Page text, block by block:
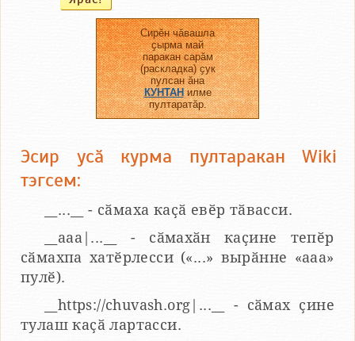
Сирӗн чӑвашла
ҫырма май
паракан сарӑм
(раскладка) ҫук
пулсан ӑна
КУНТАНилме
пултаратӑр.
Эсир усӑ курма пултаракан Wiki
тэгсем:
__...__ - сӑмаха каҫӑ евӗр тӑвасси.
__aaa|...__ - сӑмахӑн каҫине тепӗр
сӑмахпа хатӗрлесси («...» вырӑнне «ааа»
пулӗ).
__https://chuvash.org|...__ - сӑмах ҫине
тулаш каҫӑ лартасси.